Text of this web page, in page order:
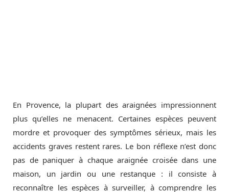
En Provence, la plupart des araignées impressionnent
plus qu’elles ne menacent. Certaines espèces peuvent
mordre et provoquer des symptômes sérieux, mais les
accidents graves restent rares. Le bon réflexe n’est donc
pas de paniquer à chaque araignée croisée dans une
maison, un jardin ou une restanque : il consiste à
reconnaître les espèces à surveiller, à comprendre les